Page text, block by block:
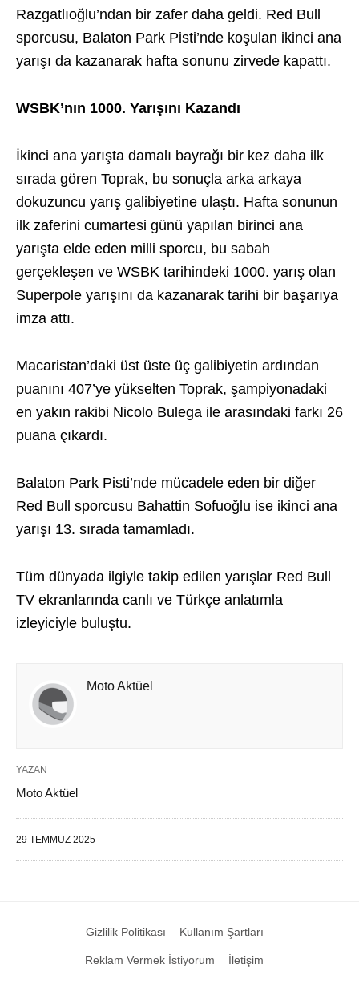
Razgatlıoğlu’ndan bir zafer daha geldi. Red Bull
sporcusu, Balaton Park Pisti’nde koşulan ikinci ana
yarışı da kazanarak hafta sonunu zirvede kapattı.
WSBK’nın 1000. Yarışını Kazandı
İkinci ana yarışta damalı bayrağı bir kez daha ilk
sırada gören Toprak, bu sonuçla arka arkaya
dokuzuncu yarış galibiyetine ulaştı. Hafta sonunun
ilk zaferini cumartesi günü yapılan birinci ana
yarışta elde eden milli sporcu, bu sabah
gerçekleşen ve WSBK tarihindeki 1000. yarış olan
Superpole yarışını da kazanarak tarihi bir başarıya
imza attı.
Macaristan’daki üst üste üç galibiyetin ardından
puanını 407’ye yükselten Toprak, şampiyonadaki
en yakın rakibi Nicolo Bulega ile arasındaki farkı 26
puana çıkardı.
Balaton Park Pisti’nde mücadele eden bir diğer
Red Bull sporcusu Bahattin Sofuoğlu ise ikinci ana
yarışı 13. sırada tamamladı.
Tüm dünyada ilgiyle takip edilen yarışlar Red Bull
TV ekranlarında canlı ve Türkçe anlatımla
izleyiciyle buluştu.
Moto Aktüel
YAZAN
Moto Aktüel
29 TEMMUZ 2025
Gizlilik Politikası Kullanım Şartları
Reklam Vermek İstiyorum İletişim